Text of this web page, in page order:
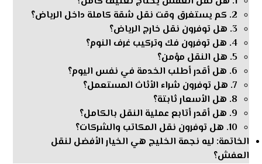
2. كم يستغرق وقت نقل شقة كاملة داخل الرياض؟
3. هل توفرون نقل خارج الرياض؟
4. هل توفرون فك وتركيب غرف النوم؟
5. هل النقل مؤمن؟
6. هل أقدر أطلب الخدمة في نفس اليوم؟
7. هل توفرون شراء الأثاث المستعمل؟
8. هل الأسعار ثابتة؟
9. هل أقدر أتابع عملية النقل بالكامل؟
10. هل توفرون نقل المكاتب والشركات؟
الخاتمة: ليه نجمة الخليج هي الخيار الأفضل لنقل
العفش؟